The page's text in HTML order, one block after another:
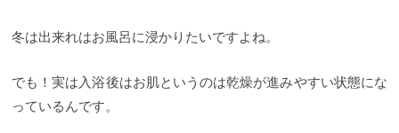
冬は出来れはお風呂に浸かりたいですよね。
でも！実は入浴後はお肌というのは乾燥が進みやすい状態にな
っているんです。